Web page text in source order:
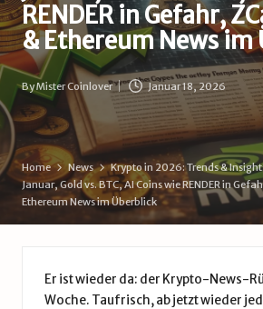
B
u
d
e
RENDER in Gefahr,
& Ethereum News im
Posted
by
ByMister Coinlover Januar 18, 2026
Home News
Krypto in 2026: Trends &
Januar, Gold vs. BTC, AI Coins wie RENDER in
Ethereum News im Überblick
Er ist wieder da: der Krypto-News-
Woche. Taufrisch, ab jetzt wieder